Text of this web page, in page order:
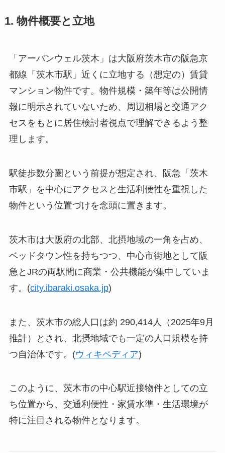
1. 物件概要と立地
「アーバンウェル茨木」は大阪府茨木市の阪急京
都線「茨木市駅」近くに立地する（想定の）賃貸
マンション物件です。物件規模・築年等は公開情
報に明示されていないため、周辺相場と交通アク
セスをもとに居住検討者視点で理解できるよう整
理します。
駅徒歩数分圏という前提が想定され、阪急「茨木
市駅」を中心にアクセスと生活利便性を重視した
物件という位置づけを念頭に置きます。
茨木市は大阪府の北部、北摂地域の一角を占め、
ベッドタウン性を持ちつつ、中心市街地として阪
急とJRの両駅間に商業・公共機能が集中していま
す。(city.ibaraki.osaka.jp)
また、茨木市の総人口は約 290,414人（2025年9月
推計）とされ、北摂地域でも一定の人口規模を持
つ自治体です。(ウィキペディア)
このように、茨木市の中心駅近接物件としての立
ち位置から、交通利便性・家賃水準・生活環境が
特に注目される物件となります。